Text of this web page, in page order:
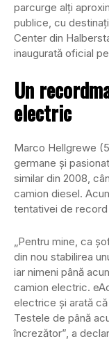
parcurge alți
publice, cu
Center din
inaugurată oficial pe
Un
electric
Marco Hellgrewe
germane și
similar din 2008,
camion diesel.
tentativei de
„Pentru mine, ca
din nou stabilirea
iar nimeni până
camion electric.
electrice și arată
Testele de până
încrezător”, a